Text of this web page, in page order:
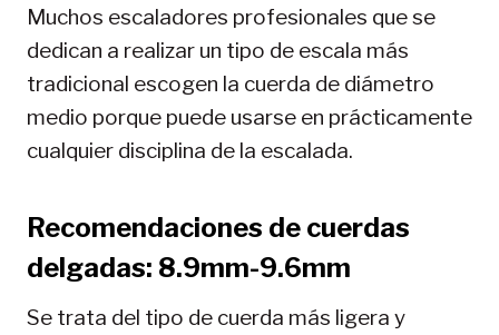
Muchos escaladores profesionales que se
dedican a realizar un tipo de escala más
tradicional escogen la cuerda de diámetro
medio porque puede usarse en prácticamente
cualquier disciplina de la escalada.
Recomendaciones de cuerdas
delgadas: 8.9mm-9.6mm
Se trata del tipo de cuerda más ligera y